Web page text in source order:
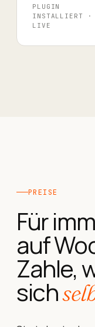
PLUGIN
INSTALLIERT ·
LIVE
PREISE
Für
auf
Zahle,
sich